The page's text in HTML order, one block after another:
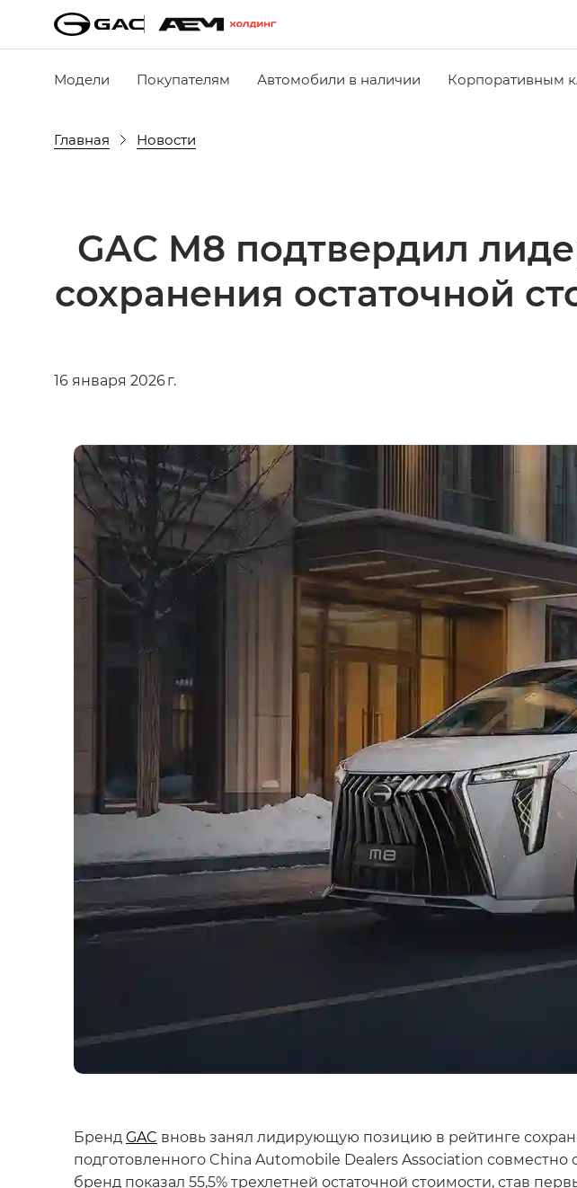
Модели Покупателям Автомобили в наличии Корпоративным
Главная Новости
GAC M8 подтвердил
сохранения остаточной
16 января 2026 г.
Бренд GAC вновь занял лидирующую позицию в рейтинге
подготовленного China Automobile Dealers Association
бренд показал 55,5% трехлетней остаточной стоимости, став